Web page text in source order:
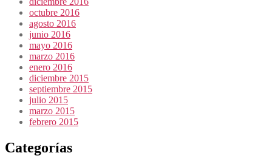
octubre 2016
agosto 2016
junio 2016
mayo 2016
marzo 2016
enero 2016
diciembre 2015
septiembre 2015
julio 2015
marzo 2015
febrero 2015
Categorías